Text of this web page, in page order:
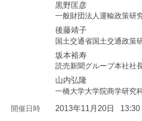
黒野匡彦
一般財団法人運輸政策研
後藤靖子
国土交通省国土交通政策
坂本裕寿
読売新聞グループ本社社
山内弘隆
一橋大学大学院商学研究
開催日時 2013年11月20日 13:30